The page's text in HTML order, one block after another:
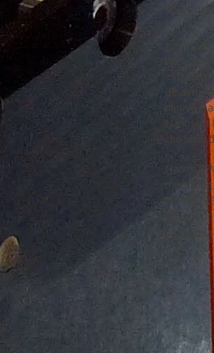
Đo
Hình
nghệ
mặt
dễ dàng
hạn về
chế nhất
một
mọi thứ
dàng:
và một